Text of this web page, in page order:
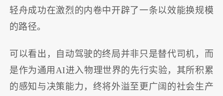
轻舟成功在激烈的内卷中开辟了一条以效能换规模
的路径。
可以看出，自动驾驶的终局并非只是替代司机，而
是作为通用AI进入物理世界的先行实验，其所积累
的感知与决策能力，终将外溢至更广阔的社会生产